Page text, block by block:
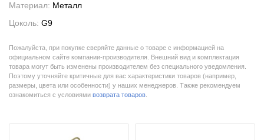
Материал: Металл
Цоколь: G9
Пожалуйста, при покупке сверяйте данные о товаре с информацией на
официальном сайте компании-производителя. Внешний вид и комплектация
товара могут быть изменены производителем без специального уведомления.
Поэтому уточняйте критичные для вас характеристики товаров (например,
размеры, цвета или особенности) у наших менеджеров. Также рекомендуем
ознакомиться с условиями возврата товаров